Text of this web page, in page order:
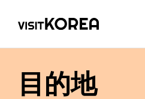
目的地